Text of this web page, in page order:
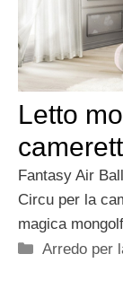
Letto
Fantasy Air
Circu per la
magica
Categorie
Arredo per